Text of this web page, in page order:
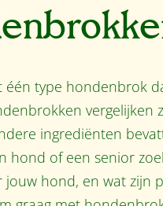
één type hondenbrok
vergelijken
ingrediënten
hond of een senior
jouw hond, en wat zijn